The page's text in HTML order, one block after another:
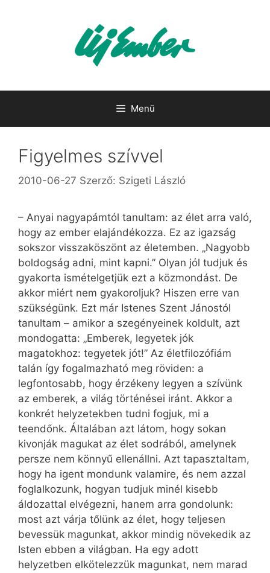
Menü
Figyelmes szívvel
2010-06-27 Szerző: Szigeti László
– Anyai nagyapámtól tanultam: az élet arra való,
hogy az ember elajándékozza. Ez az igazság
sokszor visszaköszönt az életemben. „Nagyobb
boldogság adni, mint kapni.” Olyan jól tudjuk és
gyakorta ismételgetjük ezt a közmondást. De
akkor miért nem gyakoroljuk? Hiszen erre van
szükségünk. Ezt már Istenes Szent Jánostól
tanultam – amikor a szegényeinek koldult, azt
mondogatta: „Emberek, legyetek jók
magatokhoz: tegyetek jót!” Az életfilozófiám
talán így fogalmazható meg röviden: a
legfontosabb, hogy érzékeny legyen a szívünk
az emberek, a világ történései iránt. Akkor a
konkrét helyzetekben tudni fogjuk, mi a
teendőnk. Általában azt látom, hogy sokan
kivonják magukat az élet sodrából, amelynek
persze nem könnyű ellenállni. Azt tapasztaltam,
hogy ha igent mondunk valamire, és nem azzal
foglalkozunk, hogyan tudjuk minél kisebb
áldozattal elvégezni, hanem arra gondolunk:
most azt várja tőlünk az élet, hogy teljesen
bevessük magunkat, akkor mindig növekedik az
Isten ebben a világban. Ha egy adott
helyzetben elkötelezzük magunkat, nem marad